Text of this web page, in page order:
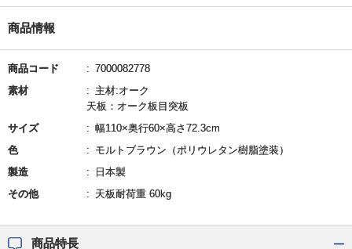
商品情報
商品コード
7000082778
素材
主材:オーク
天板：オーク板目突板
サイズ
幅110×奥行60×高さ72.3cm
色
モルトブラウン（ポリウレタン樹脂塗装）
製造
日本製
その他
天板耐荷重 60kg
商品特長